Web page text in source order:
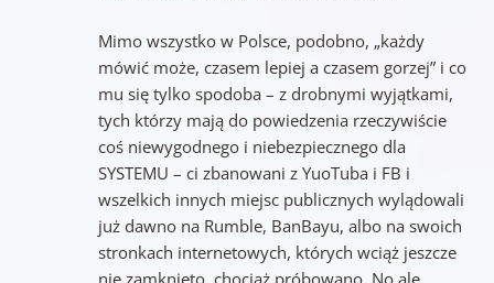
Mimo wszystko w Polsce, podobno, „każdy
mówić może, czasem lepiej a czasem gorzej” i co
mu się tylko spodoba – z drobnymi wyjątkami,
tych którzy mają do powiedzenia rzeczywiście
coś niewygodnego i niebezpiecznego dla
SYSTEMU – ci zbanowani z YuoTuba i FB i
wszelkich innych miejsc publicznych wylądowali
już dawno na Rumble, BanBayu, albo na swoich
stronkach internetowych, których wciąż jeszcze
nie zamknięto, chociaż próbowano. No ale